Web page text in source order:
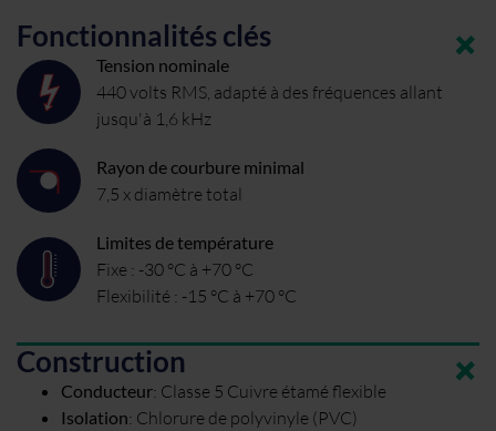
Fonctionnalités clés
Tension nominale
440 volts RMS, adapté à des fréquences allant
jusqu'à 1,6 kHz
Rayon de courbure minimal
7,5 x diamètre total
Limites de température
Fixe : -30 °C à +70 °C
Flexibilité : -15 °C à +70 °C
Construction
Conducteur: Classe 5 Cuivre étamé flexible
Isolation: Chlorure de polyvinyle (PVC)